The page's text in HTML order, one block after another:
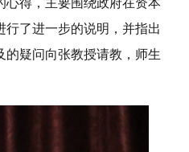
心得，主要围绕政府在资本
了进一步的说明，并指出
的疑问向张教授请教，师生